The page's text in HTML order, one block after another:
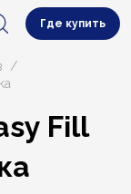
Где купить
Fill